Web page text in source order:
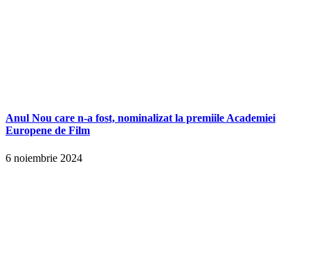
Anul Nou care n-a fost, nominalizat la premiile Academiei
Europene de Film
6 noiembrie 2024